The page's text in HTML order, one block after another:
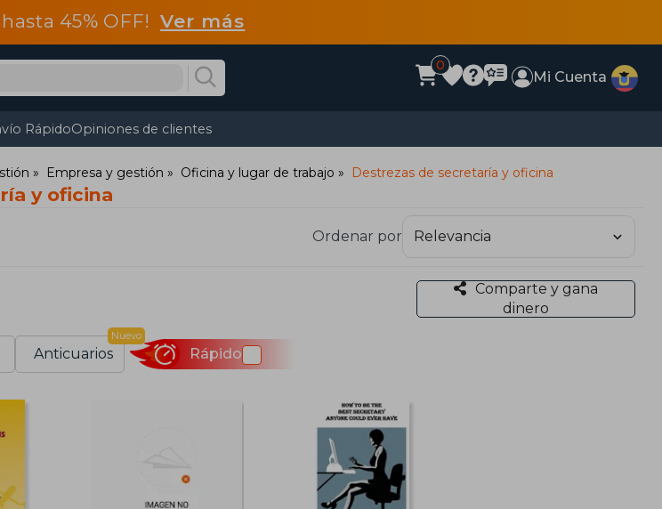
hasta 45% OFF!Ver más
0
Mi Cuenta
RápidoOpiniones de clientes
Empresa y gestión Oficina y lugar de trabajo Destrezas de secretaría y oficina
y oficina
Ordenar por
Comparte y gana
dinero
Anticuarios
Nuevo
Rápido